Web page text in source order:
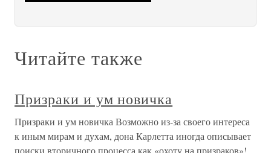
Читайте также
Призраки и ум новичка
Призраки и ум новичка Возможно из-за своего интереса
к иным мирам и духам, дона Карлетта иногда описывает